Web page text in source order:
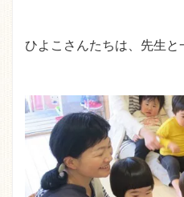
ひよこさんたちは、先生と